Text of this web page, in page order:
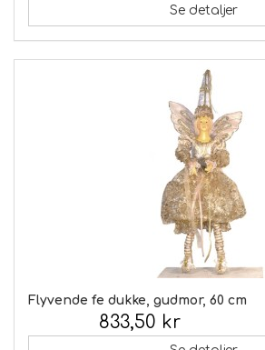
Se detaljer
Flyvende fe dukke, gudmor, 60 cm
833,50 kr